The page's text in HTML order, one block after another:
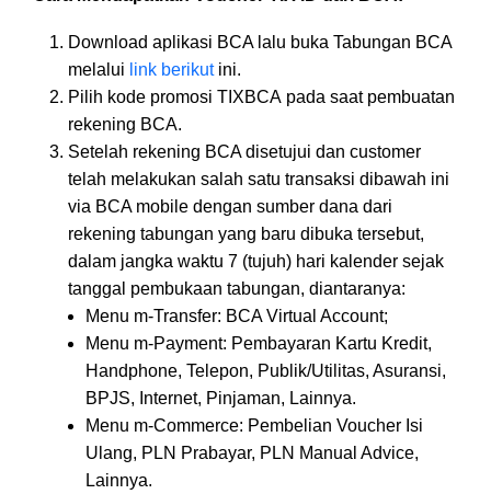
Download aplikasi BCA lalu buka Tabungan BCA
melalui link berikutini.
Pilih kode promosi TIXBCA pada saat pembuatan
rekening BCA.
Setelah rekening BCA disetujui dan customer
telah melakukan salah satu transaksi dibawah ini
via BCA mobile dengan sumber dana dari
rekening tabungan yang baru dibuka tersebut,
dalam jangka waktu 7 (tujuh) hari kalender sejak
tanggal pembukaan tabungan, diantaranya:
Menu m-Transfer: BCA Virtual Account;
Menu m-Payment: Pembayaran Kartu Kredit,
Handphone, Telepon, Publik/Utilitas, Asuransi,
BPJS, Internet, Pinjaman, Lainnya.
Menu m-Commerce: Pembelian Voucher Isi
Ulang, PLN Prabayar, PLN Manual Advice,
Lainnya.